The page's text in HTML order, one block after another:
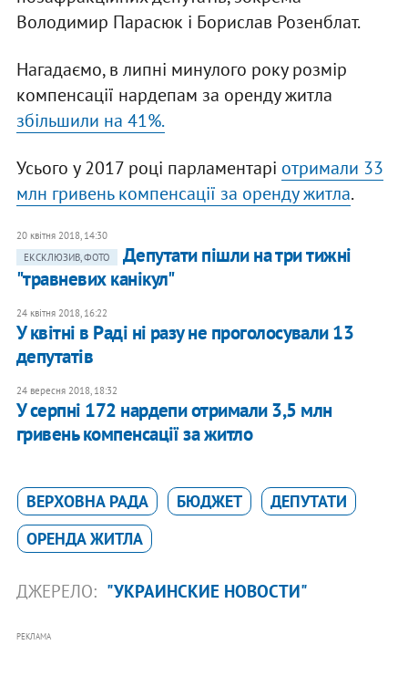
Володимир Парасюк і Борислав Розенблат.
Нагадаємо, в липні минулого року розмір
компенсації нардепам за оренду житла
збільшили на 41%.
Усього у 2017 році парламентарі отримали 33
млн гривень компенсації за оренду житла.
20 квітня 2018, 14:30
ЕКСКЛЮЗИВ, ФОТО
Депутати пішли на три тижні
"травневих канікул"
24 квітня 2018, 16:22
У квітні в Раді ні разу не проголосували 13
депутатів
24 вересня 2018, 18:32
У серпні 172 нардепи отримали 3,5 млн
гривень компенсації за житло
ВЕРХОВНА РАДА БЮДЖЕТ
ДЕПУТАТИ
ОРЕНДА ЖИТЛА
ДЖЕРЕЛО: "УКРАИНСКИЕ НОВОСТИ"
РЕКЛАМА